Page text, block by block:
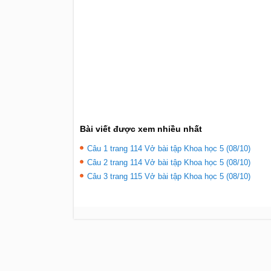
Bài viết được xem nhiều nhất
Câu 1 trang 114 Vở bài tập Khoa học 5 (08/10)
Câu 2 trang 114 Vở bài tập Khoa học 5 (08/10)
Câu 3 trang 115 Vở bài tập Khoa học 5 (08/10)